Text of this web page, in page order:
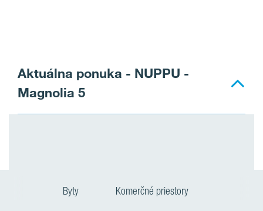
Aktuálna ponuka - NUPPU -
Magnolia 5
Byty Komerčné priestory